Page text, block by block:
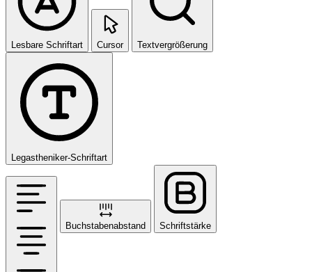
Lesbare Schriftart Cursor Textvergrößerung
Legastheniker-Schriftart
Buchstabenabstand Schriftstärke